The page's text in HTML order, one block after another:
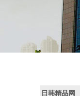
日韩精品网